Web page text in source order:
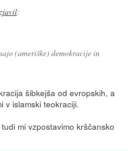
:
(ameriške) demokracije in
šibkejša od evropskih, a
v islamski teokraciji.
mi vzpostavimo krščansko